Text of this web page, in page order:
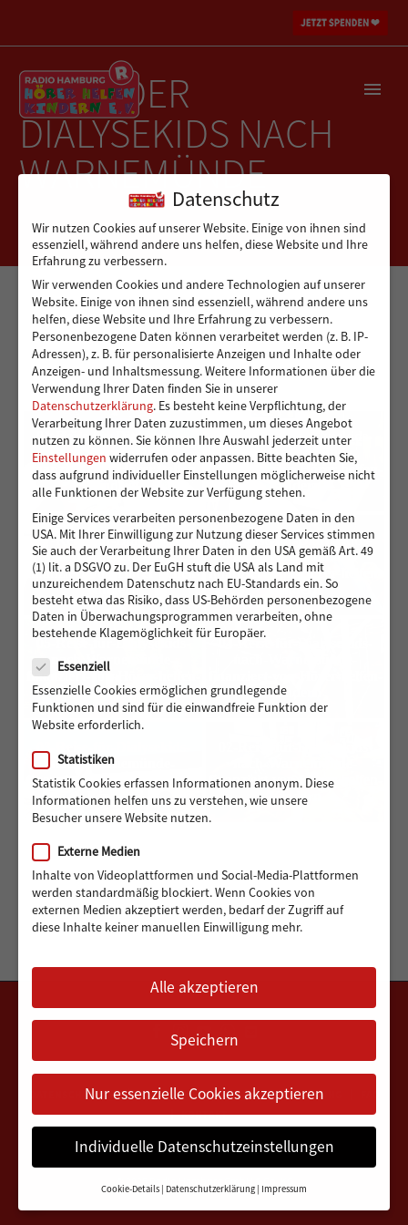
REISE DER
DIALYSEKIDS NACH
WARNEMÜNDE
01-Reise-für-Dialysekids-
nach-Warnemünde-
finanziert-von-Hörer-helfen-
Kindern
08-Reise-für-Dialysekids-
nach-Warnemünde-
finanziert-von-Hörer-helfen-
Kindern
07-Reise-für-Dialysekids-
nach-Warnemünde-
finanziert-von-Hörer-helfen-
Kindern
06-Reise-für-Dialysekids-
nach-Warnemünde-
finanziert-von-Hörer-helfen-
Kindern
05-Reise-für-Dialysekids-
nach-Warnemünde-
finanziert-von-Hörer-helfen-
Kindern
04-Reise-für-Dialysekids-
Kindern
nach-Warnemünde-
finanziert-von-Hörer-helfen-
Kindern
finanziert-von-Hörer-helfen-
Kindern
DATENSCHUTZERKLÄRUNG IMPRESSUM VEREINSSATZUNG
KONTAKT
Datenschutz
Wir nutzen Cookies auf unserer Website. Einige von ihnen sind
essenziell, während andere uns helfen, diese Website und Ihre
Erfahrung zu verbessern.
Wir verwenden Cookies und andere Technologien auf unserer
Website. Einige von ihnen sind essenziell, während andere uns
helfen, diese Website und Ihre Erfahrung zu verbessern.
Personenbezogene Daten können verarbeitet werden (z. B. IP-
Adressen), z. B. für personalisierte Anzeigen und Inhalte oder
Anzeigen- und Inhaltsmessung.Weitere Informationen über die
Verwendung Ihrer Daten finden Sie in unserer
Datenschutzerklärung. Es besteht keine Verpflichtung, der
Verarbeitung Ihrer Daten zuzustimmen, um dieses Angebot
nutzen zu können.Sie können Ihre Auswahl jederzeit unter
Einstellungen widerrufen oder anpassen. Bitte beachten Sie,
dass aufgrund individueller Einstellungen möglicherweise nicht
alle Funktionen der Website zur Verfügung stehen.
Einige Services verarbeiten personenbezogene Daten in den
USA. Mit Ihrer Einwilligung zur Nutzung dieser Services stimmen
Sie auch der Verarbeitung Ihrer Daten in den USA gemäß Art. 49
(1) lit. a DSGVO zu. Der EuGH stuft die USA als Land mit
unzureichendem Datenschutz nach EU-Standards ein. So
besteht etwa das Risiko, dass US-Behörden personenbezogene
Daten in Überwachungsprogrammen verarbeiten, ohne
bestehende Klagemöglichkeit für Europäer.
Essenziell
Essenzielle Cookies ermöglichen grundlegende
Funktionen und sind für die einwandfreie Funktion der
Website erforderlich.
Statistiken
Statistik Cookies erfassen Informationen anonym. Diese
Informationen helfen uns zu verstehen, wie unsere
Besucher unsere Website nutzen.
Externe Medien
Inhalte von Videoplattformen und Social-Media-Plattformen
werden standardmäßig blockiert. Wenn Cookies von
externen Medien akzeptiert werden, bedarf der Zugriff auf
diese Inhalte keiner manuellen Einwilligung mehr.
Alle akzeptieren
Speichern
Nur essenzielle Cookies akzeptieren
Individuelle Datenschutzeinstellungen
Cookie-Details Datenschutzerklärung Impressum
Datenschutz